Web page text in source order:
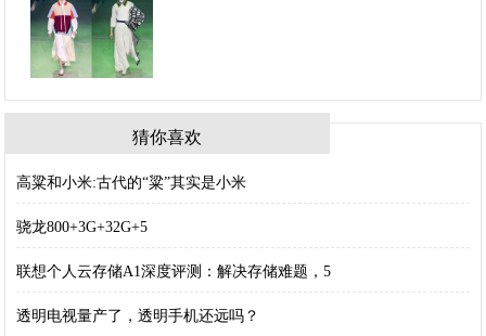
猜你喜欢
高粱和小米:古代的“粱”其实是小米
骁龙800+3G+32G+5
联想个人云存储A1深度评测：解决存储难题，5
透明电视量产了，透明手机还远吗？